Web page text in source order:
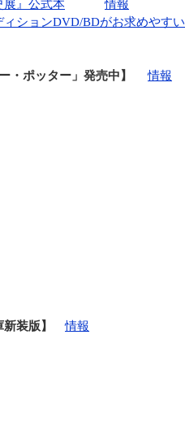
展』公式本
情報
ションDVD/BDがお求めやす
・ポッター」発売中】
情報
装版】
情報